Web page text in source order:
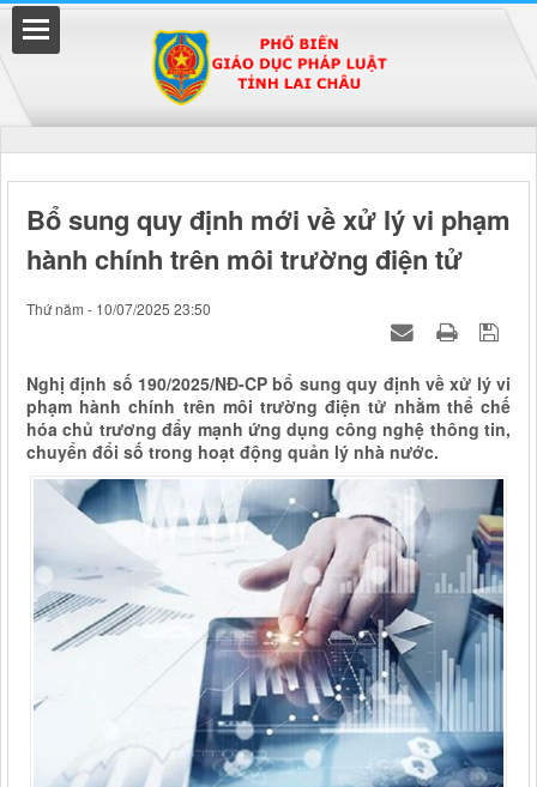
Bổ sung quy định mới về xử lý vi phạm
hành chính trên môi trường điện tử
Thứ năm - 10/07/2025 23:50
Nghị định số 190/2025/NĐ-CP bổ sung quy định về xử lý vi
phạm hành chính trên môi trường điện tử nhằm thể chế
hóa chủ trương đẩy mạnh ứng dụng công nghệ thông tin,
chuyển đổi số trong hoạt động quản lý nhà nước.
Đã kết nối EMC